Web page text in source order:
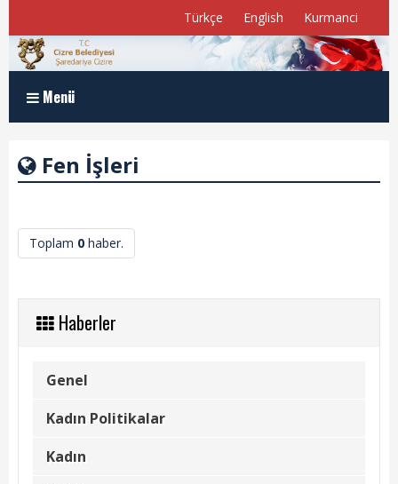
Türkçe English Kurmanci
Menü
Müdürlükler
Meclis Üyelerimiz
Fen İşleri
Toplam 0 haber.
Haberler
Genel
Kadın Politikalar
Kadın